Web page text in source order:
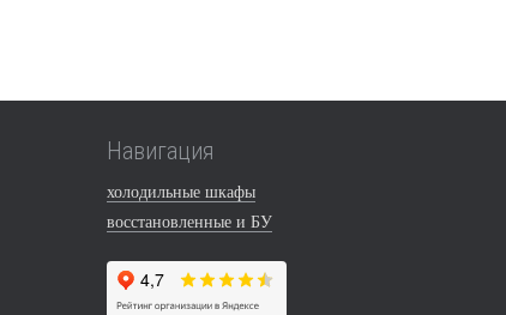
Навигация
холодильные шкафы
восстановленные и БУ